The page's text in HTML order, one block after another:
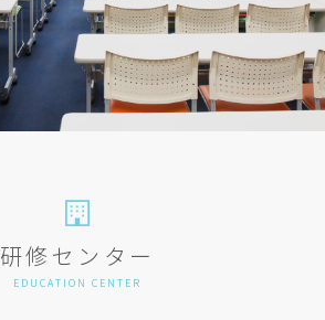
研修センター
EDUCATION CENTER